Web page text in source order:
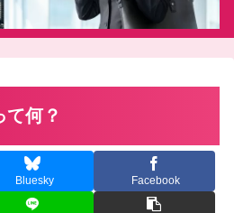
て何？
Bluesky Facebook